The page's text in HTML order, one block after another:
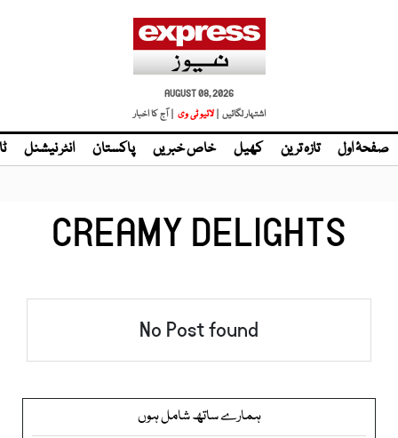
AUGUST 08, 2026
اشتہار لگائیں | لائیو ٹی وی | آج کا اخبار
صفحۂ اول تازہ ترین کھیل خاص خبریں پاکستان انٹر نیشنل
CREAMY DELIGHTS
No Post found
ہمارے ساتھ شامل ہوں